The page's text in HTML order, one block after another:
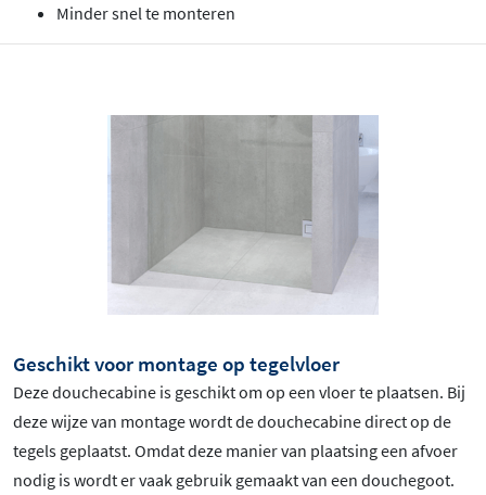
Minder snel te monteren
Geschikt voor montage op tegelvloer
Deze douchecabine is geschikt om op een vloer te plaatsen. Bij
deze wijze van montage wordt de douchecabine direct op de
tegels geplaatst. Omdat deze manier van plaatsing een afvoer
nodig is wordt er vaak gebruik gemaakt van een douchegoot.